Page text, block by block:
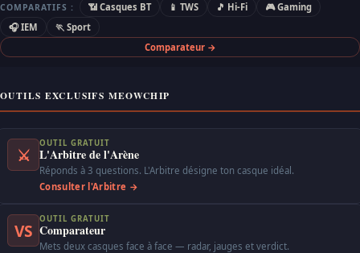
COMPARATIFS : 📶 Casques BT 📱 TWS 🎵 Hi-Fi
🎮 Gaming
🎧 IEM
🏃 Sport
Comparateur →
OUTILS EXCLUSIFS MEOWCHIP
⚔
OUTIL GRATUIT
L'Arbitre de l'Arène
Réponds à 3 questions. L'Arbitre désigne ton casque idéal.
Consulter l'Arbitre →
VS
OUTIL GRATUIT
Comparateur
Mets deux casques face à face — radar, jauges et verdict.